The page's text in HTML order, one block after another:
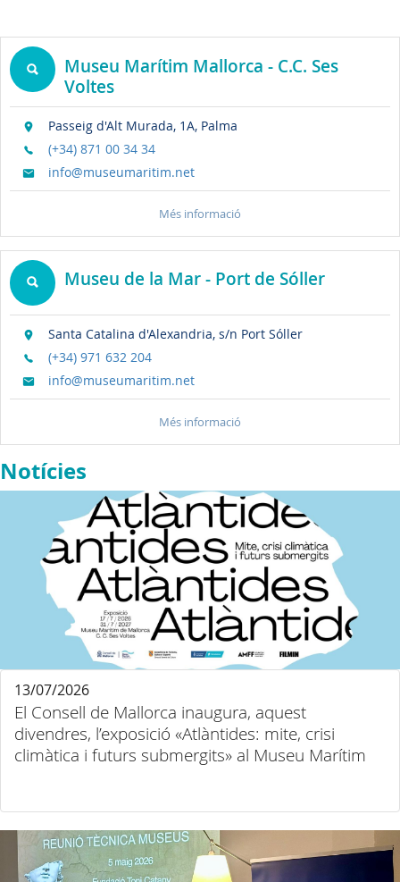
Museu Marítim Mallorca - C.C. Ses
Voltes
Passeig d'Alt Murada, 1A, Palma
(+34) 871 00 34 34
info@museumaritim.net
Més informació
Museu de la Mar - Port de Sóller
Santa Catalina d'Alexandria, s/n Port Sóller
(+34) 971 632 204
info@museumaritim.net
Més informació
Notícies
El Consell de Mallorca inaugura, aquest
divendres, l’exposició «Atlàntides: mite, crisi
climàtica i futurs submergits» al Museu Marítim
13/07/2026